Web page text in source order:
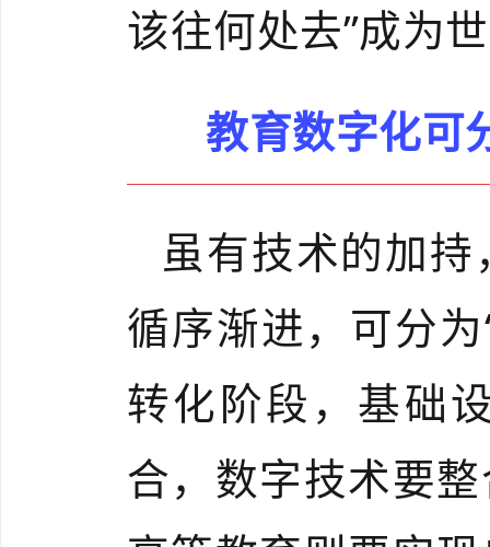
该往何处去”成为
教育数字化可
虽有技术的加
循序渐进，可分
转化阶段，基础
合，数字技术要